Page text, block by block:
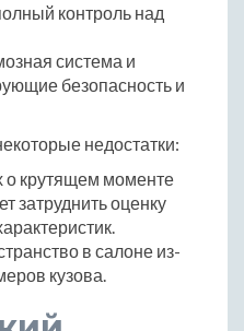
контроль над
система и
безопасность и
недостатки:
о крутящем моменте
затруднить оценку
в салоне из-
кузова.